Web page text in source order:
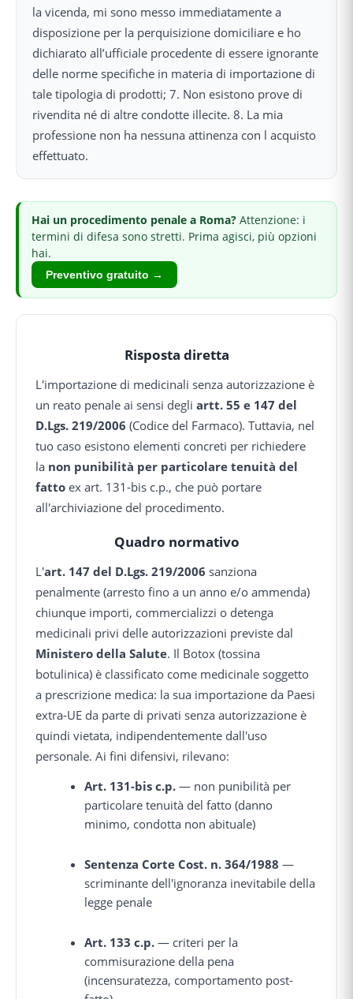
la vicenda, mi sono messo immediatamente a
disposizione per la perquisizione domiciliare e ho
dichiarato all’ufficiale procedente di essere ignorante
delle norme specifiche in materia di importazione di
tale tipologia di prodotti; 7. Non esistono prove di
rivendita né di altre condotte illecite. 8. La mia
professione non ha nessuna attinenza con l acquisto
effettuato.
Hai un procedimento penale a Roma? Attenzione: i
termini di difesa sono stretti. Prima agisci, più opzioni
hai.
Preventivo gratuito →
Risposta diretta
L'importazione di medicinali senza autorizzazione è
un reato penale ai sensi degli artt. 55 e 147 del
D.Lgs. 219/2006 (Codice del Farmaco). Tuttavia, nel
tuo caso esistono elementi concreti per richiedere
la non punibilità per particolare tenuità del
fatto ex art. 131-bis c.p., che può portare
all'archiviazione del procedimento.
Quadro normativo
L'art. 147 del D.Lgs. 219/2006 sanziona
penalmente (arresto fino a un anno e/o ammenda)
chiunque importi, commercializzi o detenga
medicinali privi delle autorizzazioni previste dal
Ministero della Salute. Il Botox (tossina
botulinica) è classificato come medicinale soggetto
a prescrizione medica: la sua importazione da Paesi
extra-UE da parte di privati senza autorizzazione è
quindi vietata, indipendentemente dall'uso
personale. Ai fini difensivi, rilevano:
Art. 131-bis c.p. — non punibilità per
particolare tenuità del fatto (danno
minimo, condotta non abituale)
Sentenza Corte Cost. n. 364/1988 —
scriminante dell'ignoranza inevitabile della
legge penale
Art. 133 c.p. — criteri per la
commisurazione della pena
(incensuratezza, comportamento post-